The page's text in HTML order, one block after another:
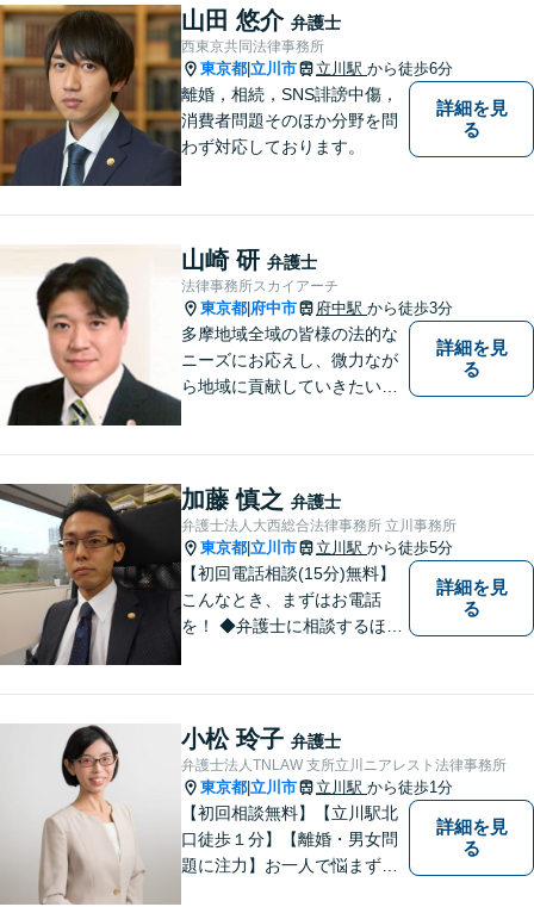
山田 悠介 弁護士
西東京共同法律事務所
東京都 立川市 立川駅 から徒歩6分
離婚，相続，SNS誹謗中傷，
消費者問題そのほか分野を問
わず対応しております。
詳細を見
る
山崎 研 弁護士
法律事務所スカイアーチ
東京都 府中市 府中駅 から徒歩3分
多摩地域全域の皆様の法的な
ニーズにお応えし、微力なが
ら地域に貢献していきたいと
詳細を見
る
加藤 慎之 弁護士
弁護士法人大西総合法律事務所 立川事務所
東京都 立川市 立川駅 から徒歩5分
【初回電話相談(15分)無料】
こんなとき、まずはお電話
を！ ◆弁護士に相談するほど
法を指南します。） ◆弁護士
に依頼したら、費用はいくら
かかるのか。
詳細を見
る
小松 玲子 弁護士
弁護士法人TNLAW 支所立川ニアレスト法律事務所
東京都 立川市 立川駅 から徒歩1分
【初回相談無料】【立川駅北
口徒歩１分】【離婚・男女問
題に注力】お一人で悩まず、
詳細を見
る